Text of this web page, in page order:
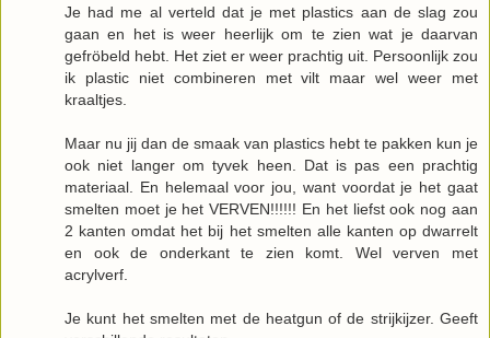
Je had me al verteld dat je met plastics aan de slag zou
gaan en het is weer heerlijk om te zien wat je daarvan
gefröbeld hebt. Het ziet er weer prachtig uit. Persoonlijk zou
ik plastic niet combineren met vilt maar wel weer met
kraaltjes.
Maar nu jij dan de smaak van plastics hebt te pakken kun je
ook niet langer om tyvek heen. Dat is pas een prachtig
materiaal. En helemaal voor jou, want voordat je het gaat
smelten moet je het VERVEN!!!!!! En het liefst ook nog aan
2 kanten omdat het bij het smelten alle kanten op dwarrelt
en ook de onderkant te zien komt. Wel verven met
acrylverf.
Je kunt het smelten met de heatgun of de strijkijzer. Geeft